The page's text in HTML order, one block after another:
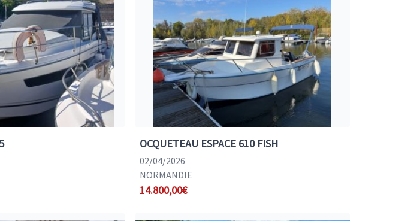
OCQUETEAU ESPACE 610 FISH
02/04/2026
NORMANDIE
14.800,00€